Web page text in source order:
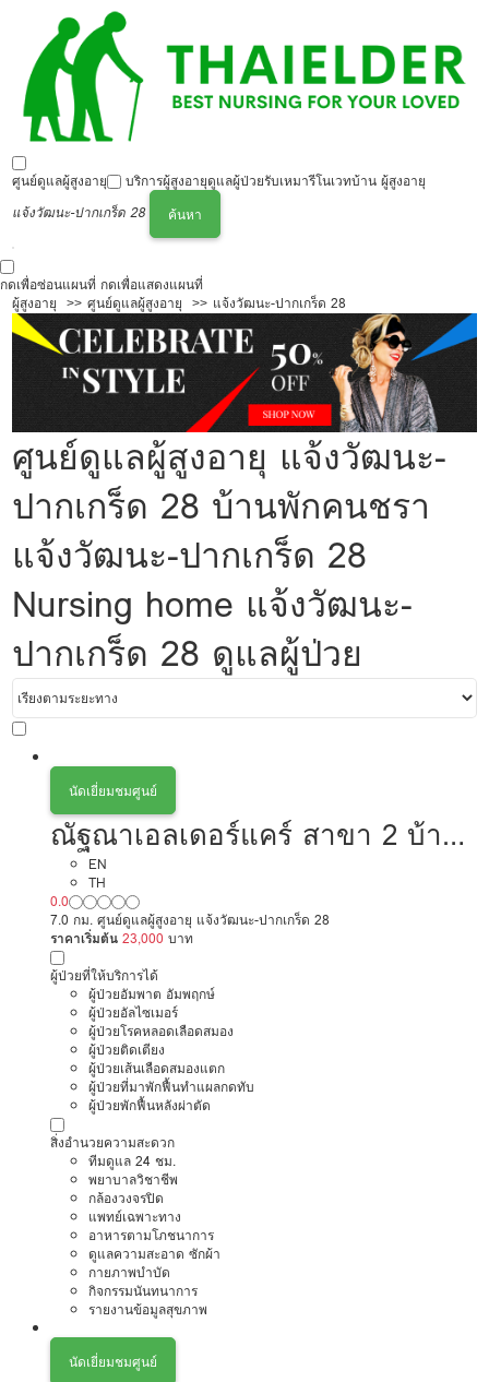
ศูนย์ดูแลผู้สูงอายุ บริการผู้สูงอายุดูแลผู้ป่วยรับเหมารีโนเวทบ้าน ผู้สูงอายุ
แจ้งวัฒนะ-ปากเกร็ด 28
ค้นหา
กดเพื่อซ่อนแผนที่ กดเพื่อแสดงแผนที่
ผู้สูงอายุ
ศูนย์ดูแลผู้สูงอายุ แจ้งวัฒนะ-ปากเกร็ด 28
ศูนย์ดูแลผู้สูงอายุ แจ้งวัฒนะ-
ปากเกร็ด 28 บ้านพักคนชรา
แจ้งวัฒนะ-ปากเกร็ด 28
Nursing home แจ้งวัฒนะ-
ปากเกร็ด 28 ดูแลผู้ป่วย
นัดเยี่ยมชมศูนย์
ณัฐณาเอลเดอร์แคร์ สาขา 2 บ้าน
อิ่มบุญ
EN
TH
0.0
7.0 กม. ศูนย์ดูแลผู้สูงอายุ แจ้งวัฒนะ-ปากเกร็ด 28
ราคาเริ่มต้น 23,000 บาท
ผู้ป่วยที่ให้บริการได้
ผู้ป่วยอัมพาต อัมพฤกษ์
ผู้ป่วยอัลไซเมอร์
ผู้ป่วยโรคหลอดเลือดสมอง
ผู้ป่วยติดเตียง
ผู้ป่วยเส้นเลือดสมองแตก
ผู้ป่วยที่มาพักฟื้นทำแผลกดทับ
ผู้ป่วยพักฟื้นหลังผ่าตัด
สิ่งอำนวยความสะดวก
ทีมดูแล 24 ชม.
พยาบาลวิชาชีพ
กล้องวงจรปิด
แพทย์เฉพาะทาง
อาหารตามโภชนาการ
ดูแลความสะอาด ซักผ้า
กายภาพบำบัด
กิจกรรมนันทนาการ
รายงานข้อมูลสุขภาพ
นัดเยี่ยมชมศูนย์